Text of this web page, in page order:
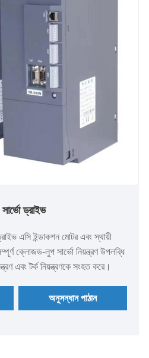
ড্রাইভ
এসি ইন্ডাকশন মোটর এবং স্থায়ী
ক্লোজড-লুপ সার্ভো নিয়ন্ত্রণ উপলব্ধি
এবং টর্ক নিয়ন্ত্রণকে সংহত করে।
অনুসন্ধান পাঠান